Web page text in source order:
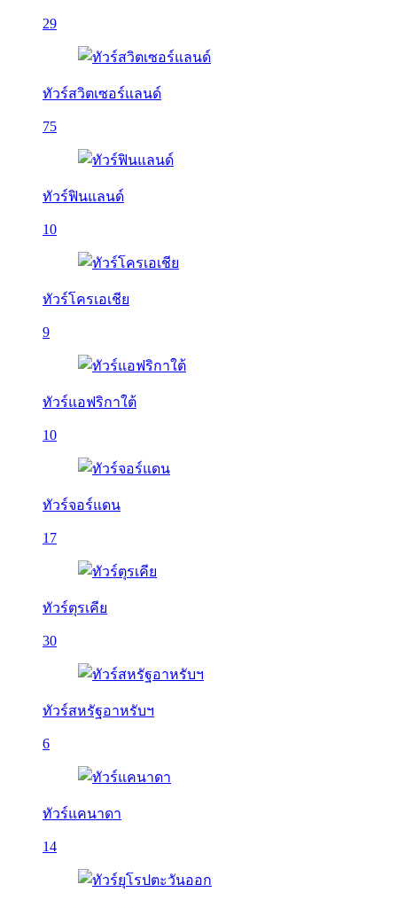
29
ทัวร์สวิตเซอร์แลนด์
75
ทัวร์ฟินแลนด์
10
ทัวร์โครเอเชีย
9
ทัวร์แอฟริกาใต้
10
ทัวร์จอร์แดน
17
ทัวร์ตุรเคีย
30
ทัวร์สหรัฐอาหรับฯ
6
ทัวร์แคนาดา
14